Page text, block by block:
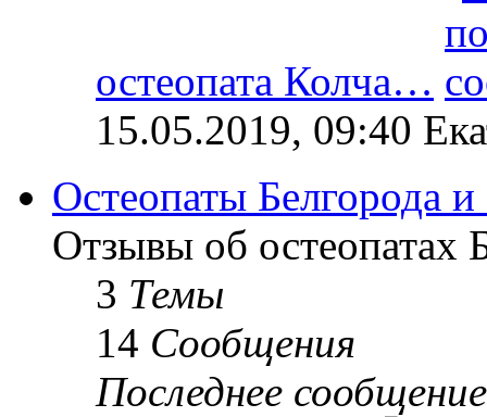
остеопата Колча…
15.05.2019, 09:40
Остеопаты Белгорода
Отзывы об остеопатах
3 Темы
14 Сообщения
Последнее сообщение